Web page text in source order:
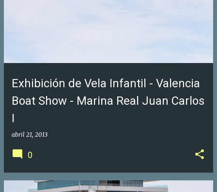
Exhibición de Vela Infantil - Valencia
Boat Show - Marina Real Juan Carlos
I
abril 21, 2013
0